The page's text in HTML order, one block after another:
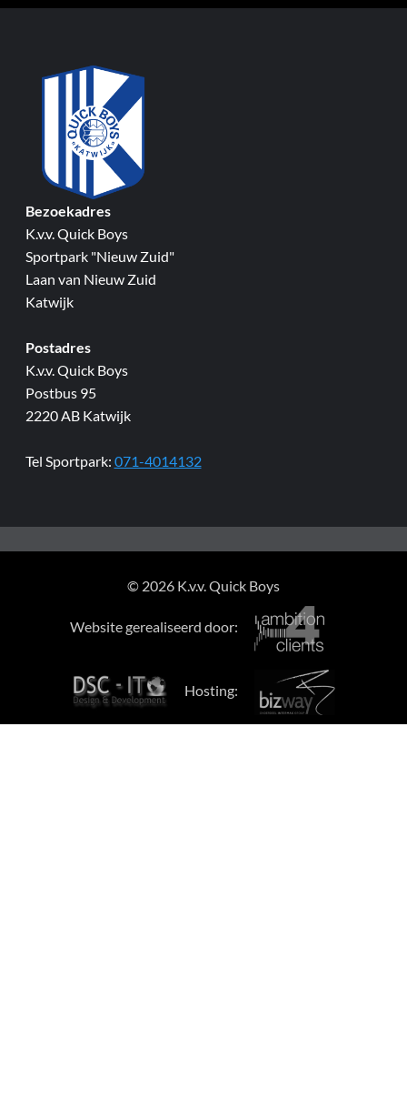
Bezoekadres
K.v.v. Quick Boys
Sportpark "Nieuw Zuid"
Laan van Nieuw Zuid
Katwijk
Postadres
K.v.v. Quick Boys
Postbus 95
2220 AB Katwijk
Tel Sportpark: 071-4014132
© 2026 K.v.v. Quick Boys
Website gerealiseerd door:
Hosting: